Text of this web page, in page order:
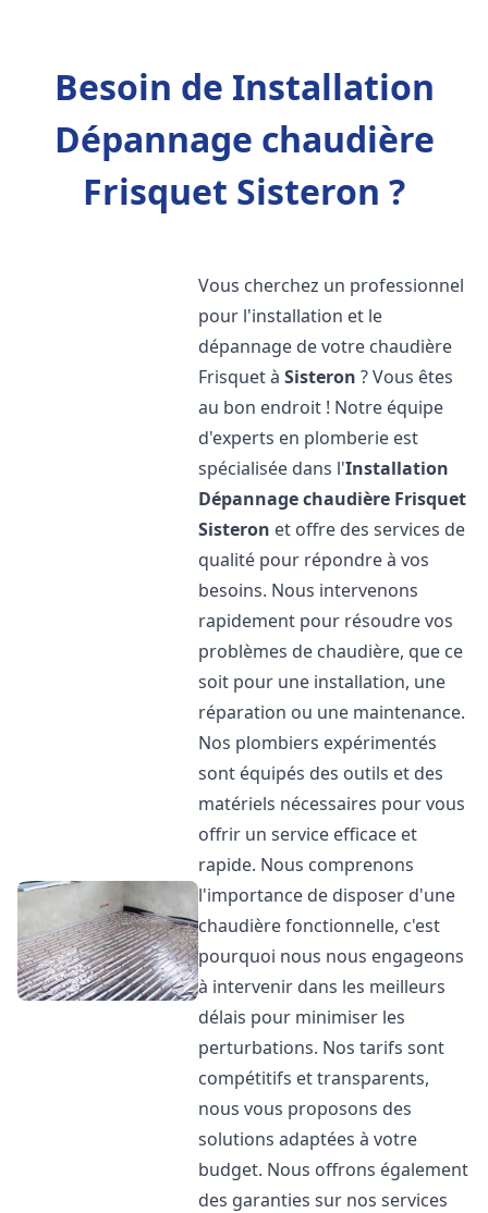
Besoin de Installation
Dépannage chaudière
Frisquet Sisteron ?
Vous cherchez un professionnel
pour l'installation et le
dépannage de votre chaudière
Frisquet àSisteron ? Vous êtes
au bon endroit ! Notre équipe
d'experts en plomberie est
spécialisée dans l'Installation
Dépannage chaudière Frisquet
Sisteron et offre des services de
qualité pour répondre à vos
besoins. Nous intervenons
rapidement pour résoudre vos
problèmes de chaudière, que ce
soit pour une installation, une
réparation ou une maintenance.
Nos plombiers expérimentés
sont équipés des outils et des
matériels nécessaires pour vous
offrir un service efficace et
rapide. Nous comprenons
l'importance de disposer d'une
chaudière fonctionnelle, c'est
pourquoi nous nous engageons
à intervenir dans les meilleurs
délais pour minimiser les
perturbations. Nos tarifs sont
compétitifs et transparents,
nous vous proposons des
solutions adaptées à votre
budget. Nous offrons également
des garanties sur nos services